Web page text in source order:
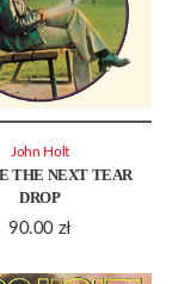
THE NEXT TEAR
DROP
90.00 zł
John Holt